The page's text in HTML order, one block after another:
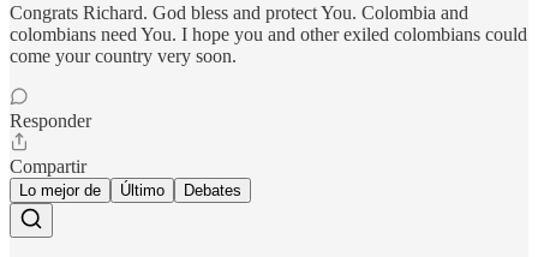
Congrats Richard. God bless and protect You. Colombia and
colombians need You. I hope you and other exiled colombians could
come your country very soon.
Responder
Compartir
Lo mejor de Último Debates